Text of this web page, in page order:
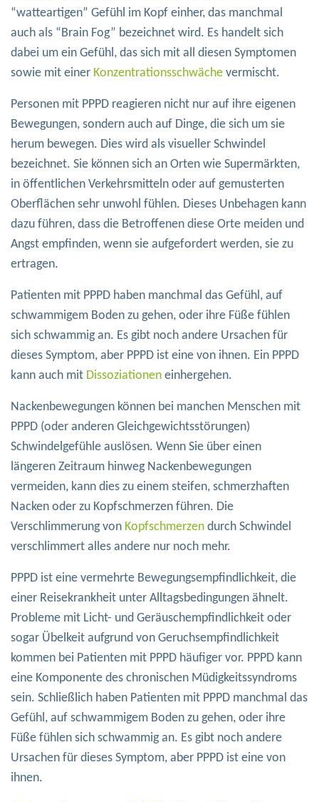
“watteartigen” Gefühl im Kopf einher, das manchmal
auch als “Brain Fog” bezeichnet wird. Es handelt sich
dabei um ein Gefühl, das sich mit all diesen Symptomen
sowie mit einer Konzentrationsschwäche vermischt.
Personen mit PPPD reagieren nicht nur auf ihre eigenen
Bewegungen, sondern auch auf Dinge, die sich um sie
herum bewegen. Dies wird als visueller Schwindel
bezeichnet. Sie können sich an Orten wie Supermärkten,
in öffentlichen Verkehrsmitteln oder auf gemusterten
Oberflächen sehr unwohl fühlen. Dieses Unbehagen kann
dazu führen, dass die Betroffenen diese Orte meiden und
Angst empfinden, wenn sie aufgefordert werden, sie zu
ertragen.
Patienten mit PPPD haben manchmal das Gefühl, auf
schwammigem Boden zu gehen, oder ihre Füße fühlen
sich schwammig an. Es gibt noch andere Ursachen für
dieses Symptom, aber PPPD ist eine von ihnen. Ein PPPD
kann auch mit Dissoziationen einhergehen.
Nackenbewegungen können bei manchen Menschen mit
PPPD (oder anderen Gleichgewichtsstörungen)
Schwindelgefühle auslösen. Wenn Sie über einen
längeren Zeitraum hinweg Nackenbewegungen
vermeiden, kann dies zu einem steifen, schmerzhaften
Nacken oder zu Kopfschmerzen führen. Die
Verschlimmerung von Kopfschmerzen durch Schwindel
verschlimmert alles andere nur noch mehr.
PPPD ist eine vermehrte Bewegungsempfindlichkeit, die
einer Reisekrankheit unter Alltagsbedingungen ähnelt.
Probleme mit Licht- und Geräuschempfindlichkeit oder
sogar Übelkeit aufgrund von Geruchsempfindlichkeit
kommen bei Patienten mit PPPD häufiger vor. PPPD kann
eine Komponente des chronischen Müdigkeitssyndroms
sein. Schließlich haben Patienten mit PPPD manchmal das
Gefühl, auf schwammigem Boden zu gehen, oder ihre
Füße fühlen sich schwammig an. Es gibt noch andere
Ursachen für dieses Symptom, aber PPPD ist eine von
ihnen.